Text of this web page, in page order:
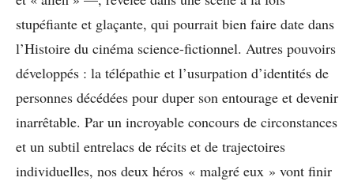
stupéfiante et glaçante, qui pourrait bien faire date dans
l’Histoire du cinéma science-fictionnel. Autres pouvoirs
développés : la télépathie et l’usurpation d’identités de
personnes décédées pour duper son entourage et devenir
inarrêtable. Par un incroyable concours de circonstances
et un subtil entrelacs de récits et de trajectoires
individuelles, nos deux héros « malgré eux » vont finir